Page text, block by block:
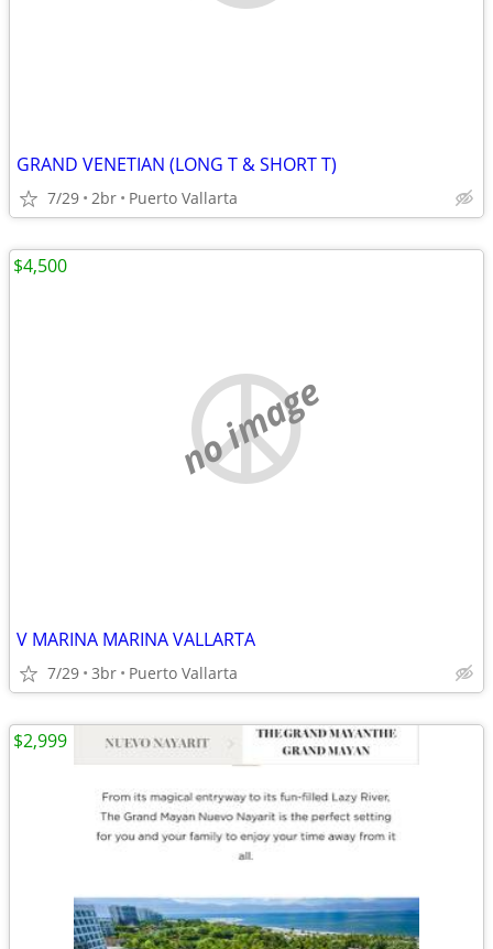
GRAND VENETIAN (LONG T & SHORT T)
7/29 2br Puerto Vallarta
no image
V MARINA MARINA VALLARTA
7/29 3br Puerto Vallarta
$4,500
$2,999